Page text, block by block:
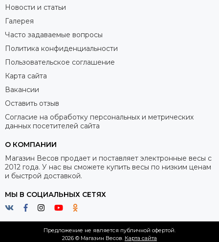
Новости и статьи
Галерея
Часто задаваемые вопросы
Политика конфиденциальности
Пользовательское соглашение
Карта сайта
Вакансии
Оставить отзыв
Согласие на обработку персональных и метрических
данных посетителей сайта
О КОМПАНИИ
Магазин Весов продает и поставляет электронные весы с
2012 года. У нас вы сможете купить весы по низким ценам
и быстрой доставкой.
МЫ В СОЦИАЛЬНЫХ СЕТЯХ
Предложение не является публичной офертой.
2026 © Магазин Весов. Карта сайта